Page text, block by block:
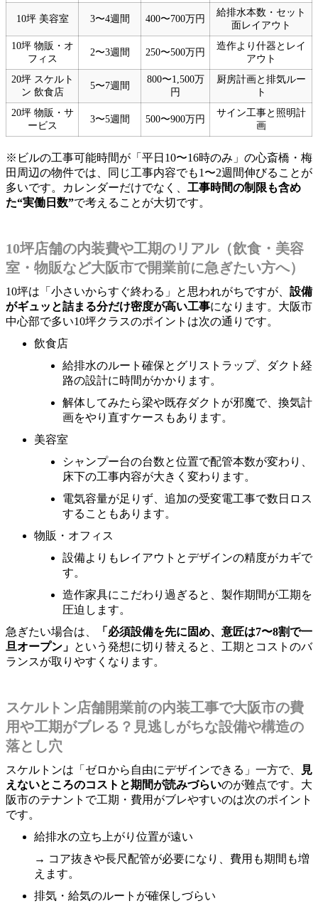
10坪 美容室 3〜4週間 400〜700万円
給排水本数・セット
面レイアウト
10坪 物販・オ
フィス
2〜3週間 250〜500万円
造作より什器とレイ
アウト
20坪 スケルト
ン 飲食店
5〜7週間
800〜1,500万
円
厨房計画と排気ルー
ト
20坪 物販・サ
ービス
3〜5週間 500〜900万円
サイン工事と照明計
画
※ビルの工事可能時間が「平日10〜16時のみ」の心斎橋・梅
田周辺の物件では、同じ工事内容でも1〜2週間伸びることが
多いです。カレンダーだけでなく、 工事時間の制限も含め
た“実働日数”で考えることが大切です。
10坪店舗の内装費や工期のリアル（飲食・美容
室・物販など大阪市で開業前に急ぎたい方へ）
10坪は「小さいからすぐ終わる」と思われがちですが、 設備
がギュッと詰まる分だけ密度が高い工事になります。大阪市
中心部で多い10坪クラスのポイントは次の通りです。
飲食店
給排水のルート確保とグリストラップ、ダクト経
路の設計に時間がかかります。
解体してみたら梁や既存ダクトが邪魔で、換気計
画をやり直すケースもあります。
美容室
シャンプー台の台数と位置で配管本数が変わり、
床下の工事内容が大きく変わります。
電気容量が足りず、追加の受変電工事で数日ロス
することもあります。
物販・オフィス
設備よりもレイアウトとデザインの精度がカギで
す。
造作家具にこだわり過ぎると、製作期間が工期を
圧迫します。
急ぎたい場合は、
「必須設備を先に固め、意匠は7〜8割で一
旦オープン」 という発想に切り替えると、工期とコストのバ
ランスが取りやすくなります。
スケルトン店舗開業前の内装工事で大阪市の費
用や工期がブレる？見逃しがちな設備や構造の
落とし穴
スケルトンは「ゼロから自由にデザインできる」一方で、
見
えないところのコストと期間が読みづらいのが難点です。大
阪市のテナントで工期・費用がブレやすいのは次のポイント
です。
給排水の立ち上がり位置が遠い
→ コア抜きや長尺配管が必要になり、費用も期間も増
えます。
排気・給気のルートが確保しづらい